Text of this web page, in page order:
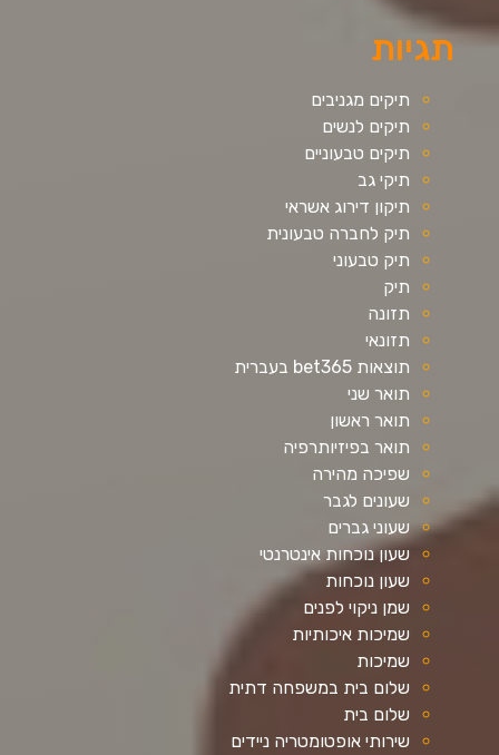
תגיות
תיקים מגניבים
תיקים לנשים
תיקים טבעוניים
תיקי גב
תיקון דירוג אשראי
תיק לחברה טבעונית
תיק טבעוני
תיק
תזונה
תזונאי
תוצאות bet365 בעברית
תואר שני
תואר ראשון
תואר בפיזיותרפיה
שפיכה מהירה
שעונים לגבר
שעוני גברים
שעון נוכחות אינטרנטי
שעון נוכחות
שמן ניקוי לפנים
שמיכות איכותיות
שמיכות
שלום בית במשפחה דתית
שלום בית
שירותי אופטומטריה ניידים